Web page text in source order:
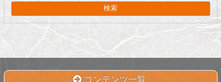
コンテンツ一覧